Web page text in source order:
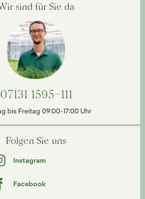
sind für Sie da
07131 1595-111
bis Freitag 09:00-17:00 Uhr
Folgen Sie uns
Instagram
Facebook